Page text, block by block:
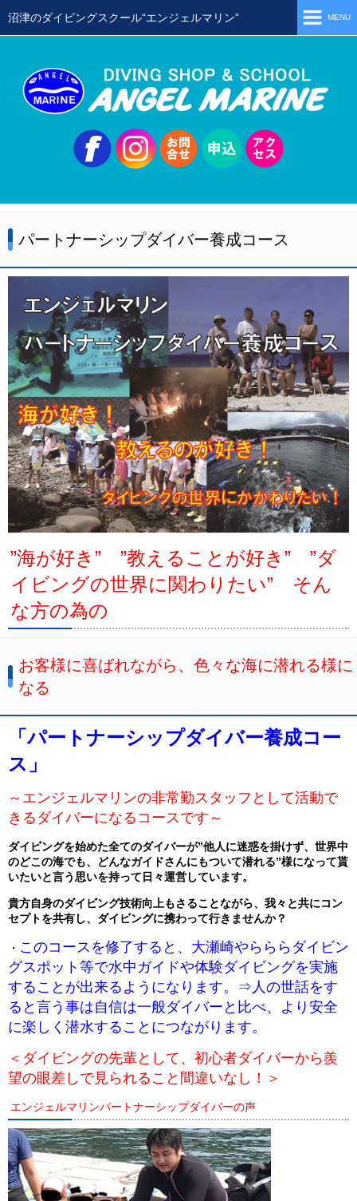
沼津のダイビングスクール“エンジェルマリン” MENU
当店の特徴
スクールメニュー
会員限定ツアー
ミニツアー
ビッグツアー
イベント
お客様の声
Q & A
パートナーシップダイバー養成コース
”海が好き” ”教えることが好き” ”ダ
イビングの世界に関わりたい” そん
な方の為の
お客様に喜ばれながら、色々な海に潜れる様に
なる
「パートナーシップダイバー養成コー
ス」
～エンジェルマリンの非常勤スタッフとして活動で
きるダイバーになるコースです～
ダイビングを始めた全てのダイバーが”他人に迷惑を掛けず、世界中
のどこの海でも、どんなガイドさんにもついて潜れる”様になって貰
いたいと言う思いを持って日々運営しています。
貴方自身のダイビング技術向上もさることながら、我々と共にコン
セプトを共有し、ダイビングに携わって行きませんか？
・ このコースを修了すると、大瀬崎やらららダイビン
グスポット等で水中ガイドや体験ダイビングを実施
することが出来るようになります。⇒人の世話をす
ると言う事は自信は一般ダイバーと比べ、より安全
に楽しく潜水することにつながります。
＜ダイビングの先輩として、初心者ダイバーから羨
望の眼差しで見られること間違いなし！ ＞
エンジェルマリンパートナーシップダイバーの声